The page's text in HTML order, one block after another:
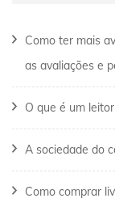
Como ter mais
as avaliações e
O que é um
A sociedade do
Como comprar